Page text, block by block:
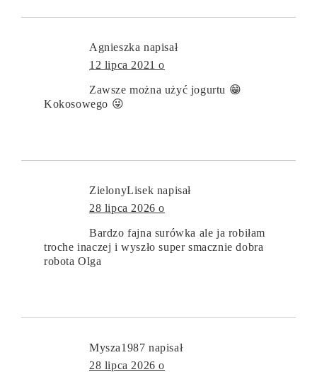
Agnieszka napisał
12 lipca 2021 o
Zawsze można użyć jogurtu 😁
Kokosowego 😜
ZielonyLisek napisał
28 lipca 2026 o
Bardzo fajna surówka ale ja robiłam
troche inaczej i wyszło super smacznie dobra
robota Olga
Mysza1987 napisał
28 lipca 2026 o